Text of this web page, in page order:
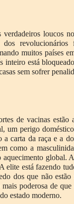
loucos
muitos países
está
sem sofrer
de vacinas
um perigo
a carta da raça e a
como a
global.
elite está fazendo
dos que não
poderosa de
estado moderno.